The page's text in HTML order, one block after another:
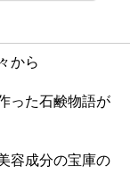
から
った石鹸物語が
容成分の宝庫の